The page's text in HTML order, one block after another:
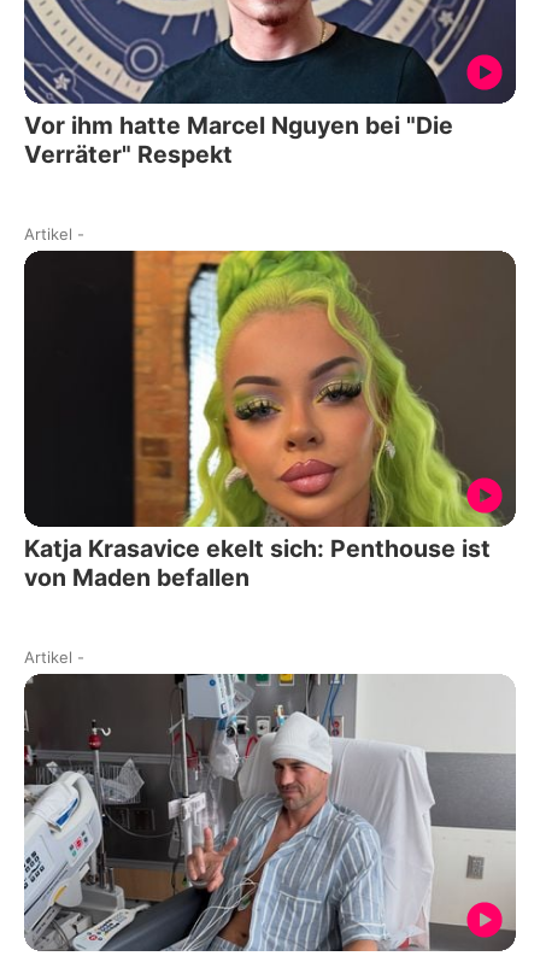
Vor ihm hatte Marcel Nguyen bei "Die
Verräter" Respekt
Artikel -
Katja Krasavice ekelt sich: Penthouse ist
von Maden befallen
Artikel -